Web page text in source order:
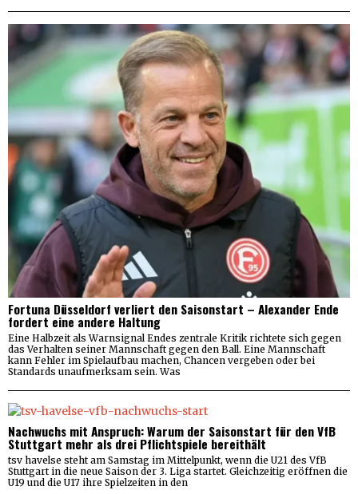
Fortuna Düsseldorf verliert den Saisonstart – Alexander Ende
fordert eine andere Haltung
Eine Halbzeit als Warnsignal Endes zentrale Kritik richtete sich gegen
das Verhalten seiner Mannschaft gegen den Ball. Eine Mannschaft
kann Fehler im Spielaufbau machen, Chancen vergeben oder bei
Standards unaufmerksam sein. Was
Nachwuchs mit Anspruch: Warum der Saisonstart für den VfB
Stuttgart mehr als drei Pflichtspiele bereithält
tsv havelse steht am Samstag im Mittelpunkt, wenn die U21 des VfB
Stuttgart in die neue Saison der 3. Liga startet. Gleichzeitig eröffnen die
U19 und die U17 ihre Spielzeiten in den